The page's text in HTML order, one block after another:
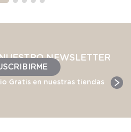
NEWSLETTER
Gratis en nuestras tiendas